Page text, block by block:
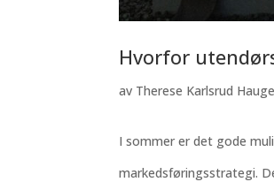
Hvorfor
av Therese Karlsrud
I sommer er det gode
markedsføringsstrategi.